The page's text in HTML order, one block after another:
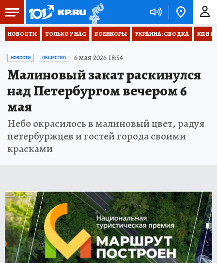
НОВОСТИ ТОЛЬКО У НАС ВОЕНКОРЫ УКРАИНА: СВОДКА КП В
НОВОСТИ ОБЩЕСТВО 6 мая 2026 18:54
Малиновый закат раскинулся
над Петербургом вечером 6
мая
Небо окрасилось в малиновый цвет, радуя
петербуржцев и гостей города своими
красками